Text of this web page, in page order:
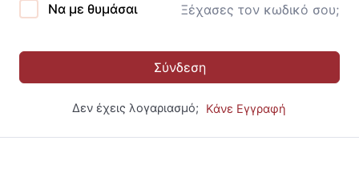
Να με θυμάσαι Ξέχασες τον κωδικό σου;
Σύνδεση
Δεν έχεις λογαριασμό; Κάνε Εγγραφή